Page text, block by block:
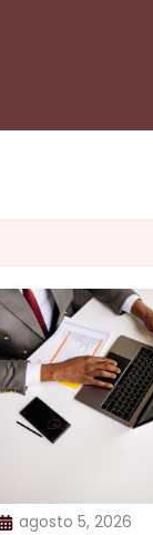
agosto 5, 2026